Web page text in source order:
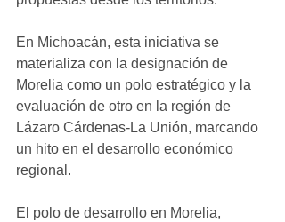
En Michoacán, esta iniciativa se
materializa con la designación de
Morelia como un polo estratégico y la
evaluación de otro en la región de
Lázaro Cárdenas-La Unión, marcando
un hito en el desarrollo económico
regional.
El polo de desarrollo en Morelia,